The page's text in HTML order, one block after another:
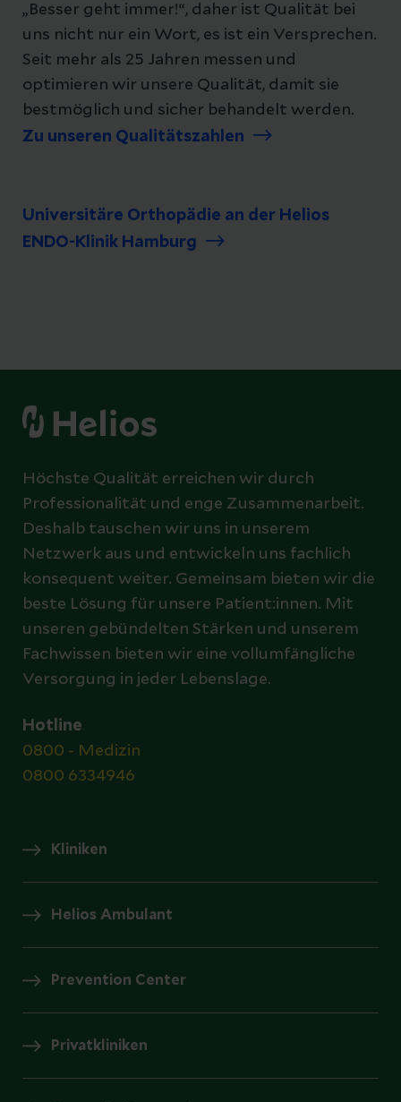
„Besser geht immer!“, daher ist Qualität bei
uns nicht nur ein Wort, es ist ein Versprechen.
Seit mehr als 25 Jahren messen und
optimieren wir unsere Qualität, damit sie
bestmöglich und sicher behandelt werden.
Zu unseren Qualitätszahlen
Universitäre Orthopädie an der Helios
ENDO-Klinik Hamburg
Höchste Qualität erreichen wir durch
Professionalität und enge Zusammenarbeit.
Deshalb tauschen wir uns in unserem
Netzwerk aus und entwickeln uns fachlich
konsequent weiter. Gemeinsam bieten wir die
beste Lösung für unsere Patient:innen. Mit
unseren gebündelten Stärken und unserem
Fachwissen bieten wir eine vollumfängliche
Versorgung in jeder Lebenslage.
Hotline
0800 - Medizin
0800 6334946
Kliniken
Helios Ambulant
Prevention Center
Privatkliniken